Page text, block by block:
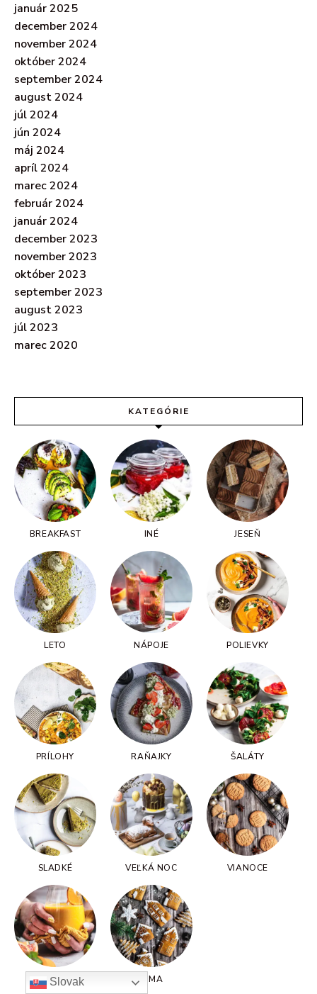
január 2025
december 2024
november 2024
október 2024
september 2024
august 2024
júl 2024
jún 2024
máj 2024
apríl 2024
marec 2024
február 2024
január 2024
december 2023
november 2023
október 2023
september 2023
august 2023
júl 2023
marec 2020
KATEGÓRIE
BREAKFAST INÉ JESEŇ
LETO NÁPOJE POLIEVKY
PRÍLOHY RAŇAJKY ŠALÁTY
SLADKÉ VEĽKÁ NOC VIANOCE
ZDRAVO ZIMA
Slovak